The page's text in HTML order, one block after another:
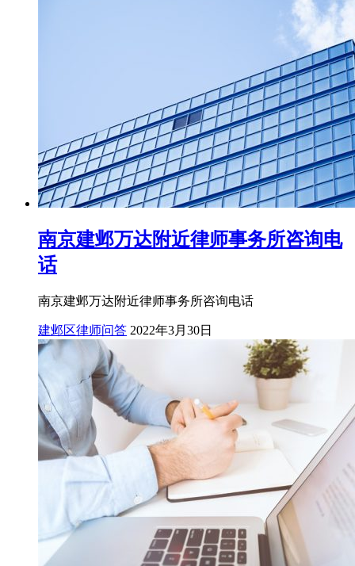
南京建邺万达附近律师事务所咨询电
话
南京建邺万达附近律师事务所咨询电话
建邺区律师问答 2022年3月30日